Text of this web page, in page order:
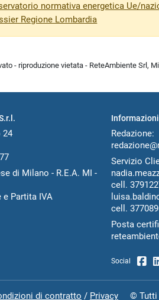
normativa energetica Ue/
Regione Lombardia
- riproduzione vietata - ReteAmbiente Srl,
24
di Milano - R.E.A. MI -
e Partita IVA
Redazione:
Servizio
cell.
cell.
Posta
Social
di contratto / Privacy © Tutti i